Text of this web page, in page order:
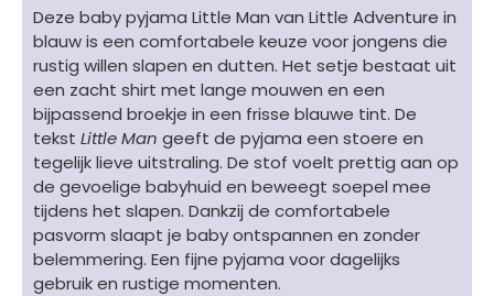
aantal
Deze baby pyjama Little Man van Little Adventure in
blauw is een comfortabele keuze voor jongens die
rustig willen slapen en dutten. Het setje bestaat uit
een zacht shirt met lange mouwen en een
bijpassend broekje in een frisse blauwe tint. De
tekst Little Man geeft de pyjama een stoere en
tegelijk lieve uitstraling. De stof voelt prettig aan op
de gevoelige babyhuid en beweegt soepel mee
tijdens het slapen. Dankzij de comfortabele
pasvorm slaapt je baby ontspannen en zonder
belemmering. Een fijne pyjama voor dagelijks
gebruik en rustige momenten.